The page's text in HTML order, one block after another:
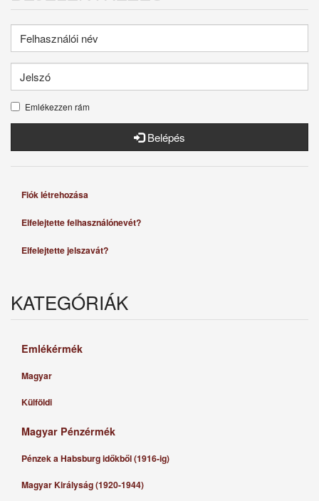
Emlékezzen rám
Belépés
Fiók létrehozása
Elfelejtette felhasználónevét?
Elfelejtette jelszavát?
KATEGÓRIÁK
Emlékérmék
Magyar
Külföldi
Magyar Pénzérmék
Pénzek a Habsburg időkből (1916-ig)
Magyar Királyság (1920-1944)